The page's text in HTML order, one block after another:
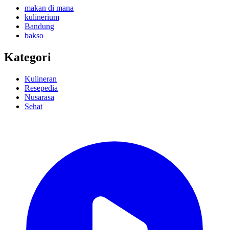
makan di mana
kulinerium
Bandung
bakso
Kategori
Kulineran
Resepedia
Nusarasa
Sehat